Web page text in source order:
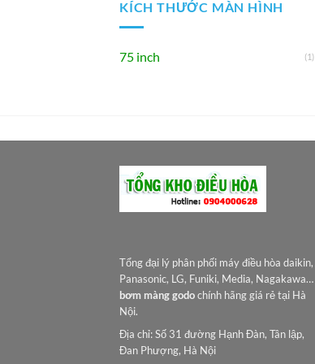
KÍCH THƯỚC MÀN HÌNH
75 inch (1)
Tổng đại lý phân phối máy điều hòa daikin,
Panasonic, LG, Funiki, Media, Nagakawa…
bơm màng godochính hãng giá rẻ tại Hà
Nội.
Địa chỉ: Số 31 đường Hạnh Đàn, Tân lập,
Đan Phượng, Hà Nội